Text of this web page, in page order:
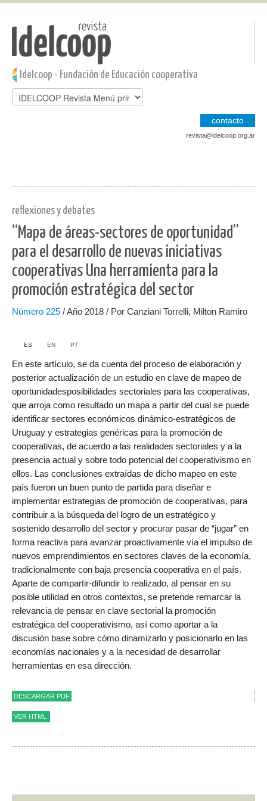
Pasar al contenido principal
Jump to main content
Idelcoop - Fundación de Educación cooperativa
contacto
revista@idelcoop.org.ar
reflexiones y debates
“Mapa de áreas-sectores de oportunidad”
para el desarrollo de nuevas iniciativas
cooperativas Una herramienta para la
promoción estratégica del sector
Número 225 / Año 2018 / Por Canziani Torrelli, Milton Ramiro
ES EN PT
En este artículo, se da cuenta del proceso de elaboración y
posterior actualización de un estudio en clave de mapeo de
oportunidadesposibilidades sectoriales para las cooperativas,
que arroja como resultado un mapa a partir del cual se puede
identificar sectores económicos dinámico-estratégicos de
Uruguay y estrategias genéricas para la promoción de
cooperativas, de acuerdo a las realidades sectoriales y a la
presencia actual y sobre todo potencial del cooperativismo en
ellos. Las conclusiones extraídas de dicho mapeo en este
país fueron un buen punto de partida para diseñar e
implementar estrategias de promoción de cooperativas, para
contribuir a la búsqueda del logro de un estratégico y
sostenido desarrollo del sector y procurar pasar de “jugar” en
forma reactiva para avanzar proactivamente vía el impulso de
nuevos emprendimientos en sectores claves de la economía,
tradicionalmente con baja presencia cooperativa en el país.
Aparte de compartir-difundir lo realizado, al pensar en su
posible utilidad en otros contextos, se pretende remarcar la
relevancia de pensar en clave sectorial la promoción
estratégica del cooperativismo, así como aportar a la
discusión base sobre cómo dinamizarlo y posicionarlo en las
economías nacionales y a la necesidad de desarrollar
herramientas en esa dirección.
DESCARGAR PDF
VER HTML
oportunidad” para el desarrollo